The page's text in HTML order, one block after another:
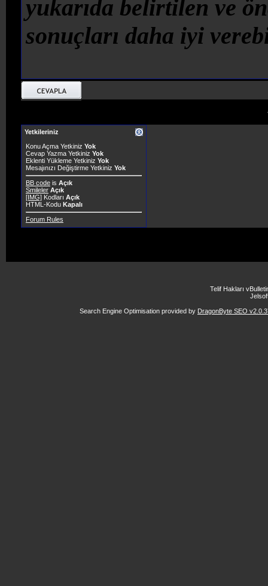
yukarıda belirtilen ve
sonuçları daha iyi
Yetkileriniz
Konu Açma Yetkiniz Yok
Cevap Yazma Yetkiniz Yok
Eklenti Yükleme Yetkiniz Yok
Mesajınızı Değiştirme Yetkiniz Yok
BB code is Açık
Smileler Açık
[IMG] Kodları Açık
HTML-Kodu Kapalı
Forum Rules
Telif Hakları
Search Engine Optimisation provided by DragonByte SEO